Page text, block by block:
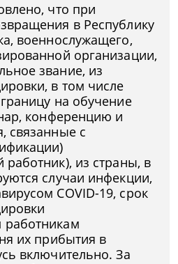
что при
в Республику
военнослужащего,
организации,
звание, из
в том числе
на обучение
конференцию и
связанные с
из страны, в
случаи инфекции,
COVID-19, срок
их прибытия в
включительно. За